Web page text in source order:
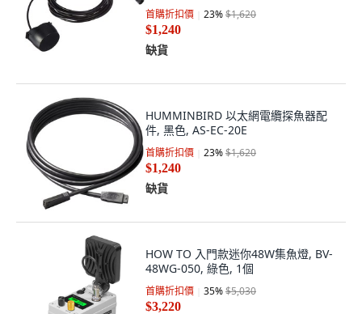
首購折扣價 23%$1,620
$1,240
缺貨
HUMMINBIRD 以太網電纜探魚器配
件, 黑色, AS-EC-20E
首購折扣價 23%$1,620
$1,240
缺貨
HOW TO 入門款迷你48W集魚燈, BV-
48WG-050, 綠色, 1個
首購折扣價 35%$5,030
$3,220